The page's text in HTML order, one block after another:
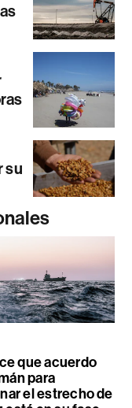
su
que acuerdo
para
el estrecho de